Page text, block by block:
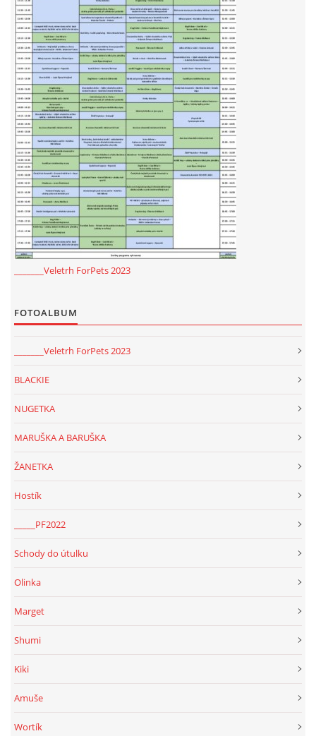
_______Veletrh ForPets 2023
FOTOALBUM
_______Veletrh ForPets 2023
BLACKIE
NUGETKA
MARUŠKA A BARUŠKA
ŽANETKA
Hostík
_____PF2022
Schody do útulku
Olinka
Marget
Shumi
Kiki
Amuše
Wortík